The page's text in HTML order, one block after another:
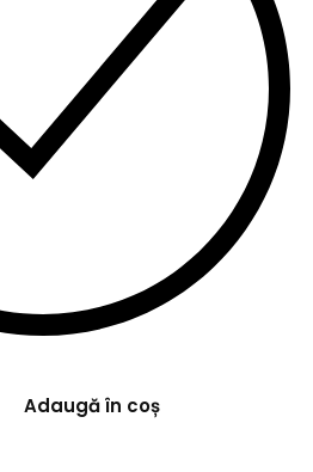
Adaugă în coș